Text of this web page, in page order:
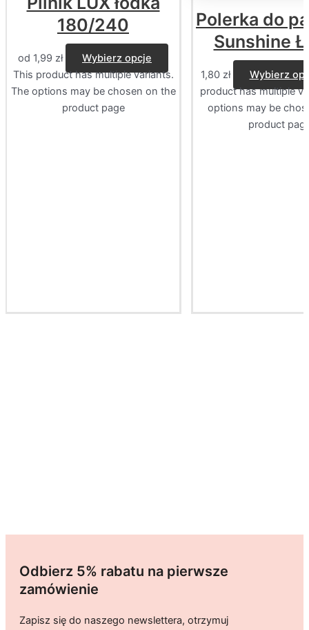
180/240
od 1,99 zł
Wybierz opcje
This product has multiple variants.
The options may be chosen on the
product page
Polerka do
Sunshine
1,80 zł
Wybierz
product has multiple
options may be
product
Odbierz 5% rabatu na pierwsze
zamówienie
Zapisz się do naszego newslettera, otrzymuj